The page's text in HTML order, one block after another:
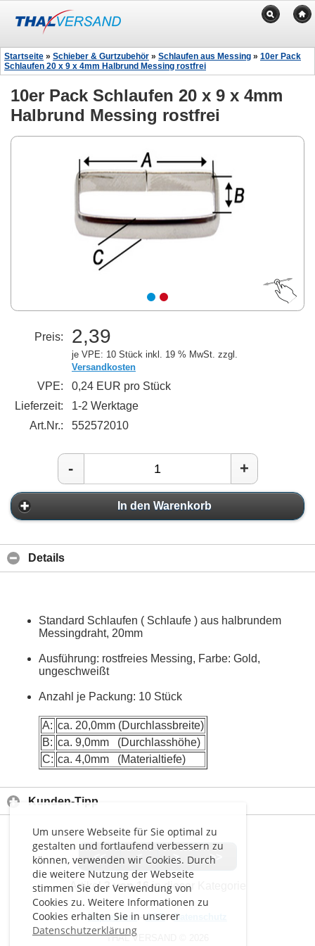
Um unsere Webseite für Sie optimal zu
gestalten und fortlaufend verbessern zu
können, verwenden wir Cookies. Durch
die weitere Nutzung der Webseite
stimmen Sie der Verwendung von
Cookies zu. Weitere Informationen zu
Cookies erhalten Sie in unserer
Datenschutzerklärung
Startseite » Schieber & Gurtzubehör » Schlaufen aus Messing » 10er Pack
Schlaufen 20 x 9 x 4mm Halbrund Messing rostfrei
10er Pack Schlaufen 20 x 9 x 4mm
Halbrund Messing rostfrei
Preis: 2,39
je VPE: 10 Stück inkl. 19 % MwSt. zzgl.
Versandkosten
VPE:
0,24 EUR pro Stück
Lieferzeit:
1-2 Werktage
Art.Nr.:
552572010
- +
In den Warenkorb
Details
Standard Schlaufen ( Schlaufe ) aus halbrundem
Messingdraht, 20mm
Ausführung: rostfreies Messing, Farbe: Gold,
ungeschweißt
Anzahl je Packung: 10 Stück
A: ca. 20,0mm (Durchlassbreite)
B: ca. 9,0mm (Durchlasshöhe)
C: ca. 4,0mm (Materialtiefe)
Kunden-Tipp
<< < > >>
Artikel3 von 16in dieser Kategorie
Impressum-AGB-Datenschutz
THAL VERSAND © 2026